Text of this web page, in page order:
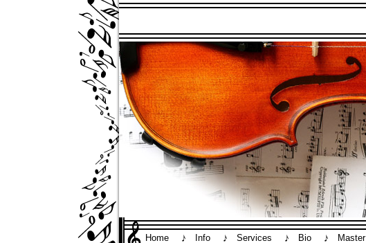
Home Info Services Bio Master